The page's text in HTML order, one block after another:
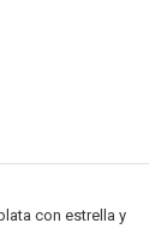
con estrella y